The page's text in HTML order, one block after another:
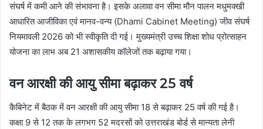
संघर्ष में कमी आने की संभावना है। इसके अलावा वन सीमा मौन पालन मधुमक्खी
आधारित आजीविका एवं मानव-वन्य (Dhami Cabinet Meeting) जीव संघर्ष
नियमावली 2026 को भी स्वीकृति दी गई। मुख्यमंत्री उच्च शिक्षा शोध प्रोत्साहन
योजना का लाभ अब 21 अशासकीय कॉलेजों तक बढ़ाया गया।
वन आरक्षी की आयु सीमा बढ़ाकर 25 वर्ष
कैबिनेट में बैठक में वन आरक्षी की आयु सीमा 18 से बढ़ाकर 25 वर्ष की गई है।
कक्षा 9 से 12 तक के लगभग 52 मदरसों को उत्तराखंड बोर्ड से मान्यता लेनी